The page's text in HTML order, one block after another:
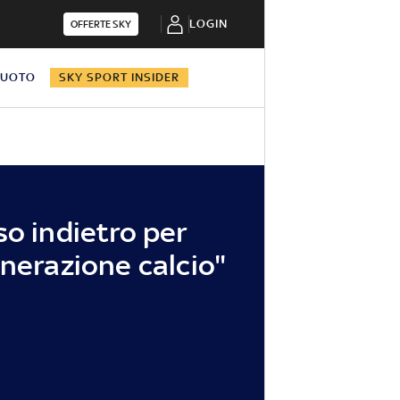
OFFERTE SKY LOGIN
SKY SPORT INSIDER
indietro per
calcio"